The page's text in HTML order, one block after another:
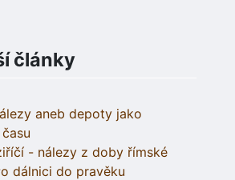
články
aneb depoty jako
- nálezy z doby římské
dálnici do pravěku